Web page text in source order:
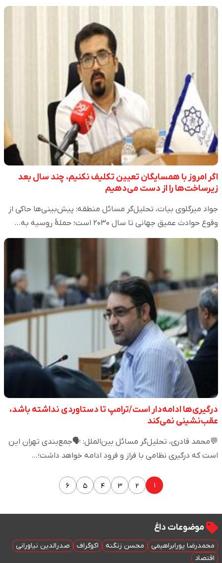
اگر امروز با همسایگان تعیین تکلیف نکنیم، چند سال بعد
زیرساخت‌ها را از دست می‌دهیم
جواد میرگلوی بیات، تحلیل‌گر مسائل منطقه: پیش‌بینی‌ها حاکی از
وقوع حوادث عمیق جهانی تا سال ۲۰۳۰ است؛ حملهٔ روسیه به…
درگیری‌ها ادامه‌دار است/ترامپ تا دستاوردی نداشته باشد،
عقب‌نشینی نمی‌کند
💬محمد قادری، تحلیل‌گر مسائل بین‌الملل: 🗣️جمع‌بندی تهران این
است که درگیری نظامی با فراز و فرود ادامه خواهد داشت؛…
۱ ۲ ۳ ۴ ۵ ۶
موضوعات داغ
محمدرضا پورابراهیمی محسن زنگنه اکوگراف
صدرالدین نیاورانی
اقتصاد